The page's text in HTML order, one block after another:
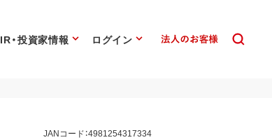
IR・投資家情報 ログイン
JANコード：4981254317334